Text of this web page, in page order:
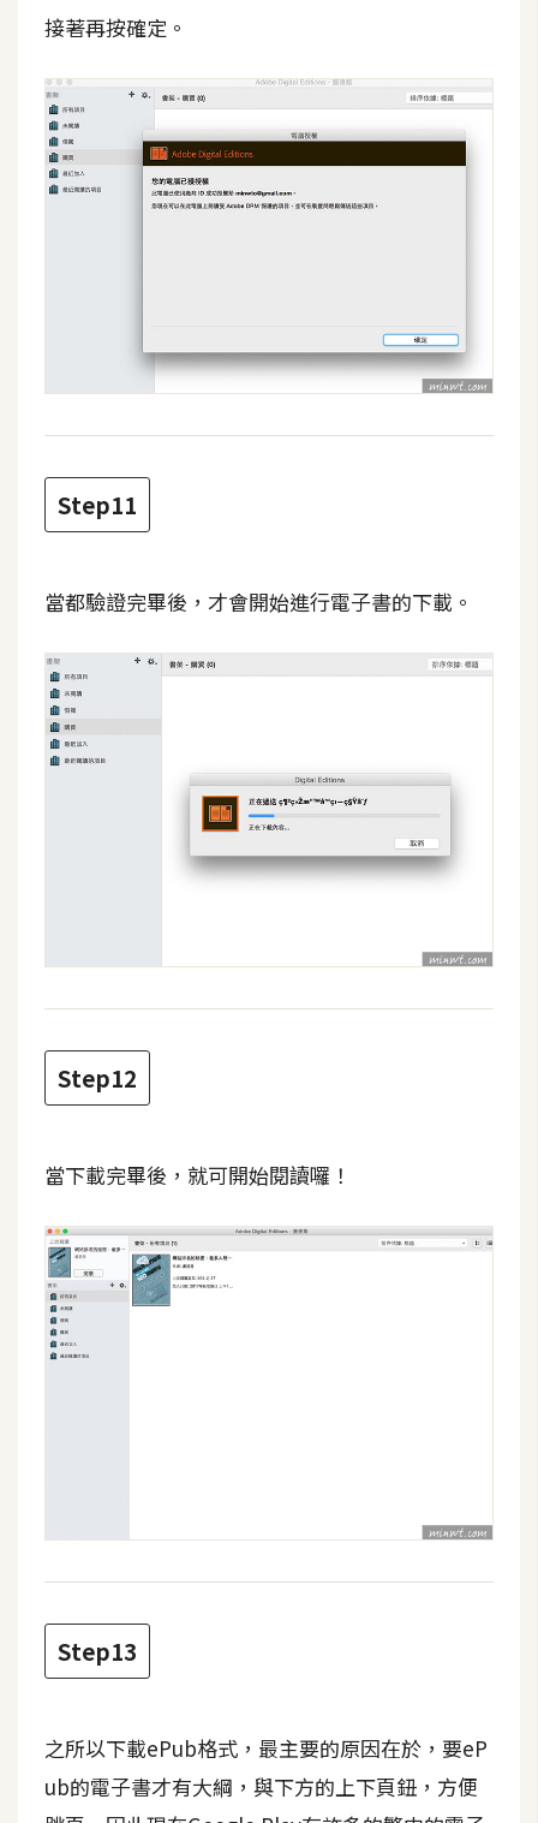
開
發
熱
門
導
覽
合
案
接著再按確定。
Step11
當都驗證完畢後，才會開始進行電子書的下載。
Step12
當下載完畢後，就可開始閱讀囉！
Step13
之所以下載ePub格式，最主要的原因在於，要eP
ub的電子書才有大綱，與下方的上下頁鈕，方便